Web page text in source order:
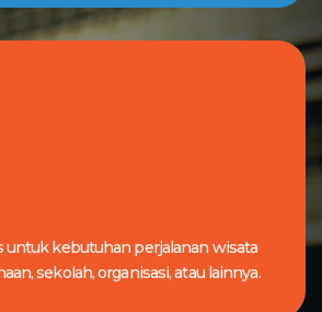
untuk kebutuhan perjalanan wisata
sekolah, organisasi, atau lainnya.